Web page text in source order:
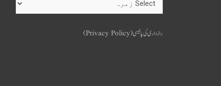
رازداری کی پالیسی (Privacy Policy)